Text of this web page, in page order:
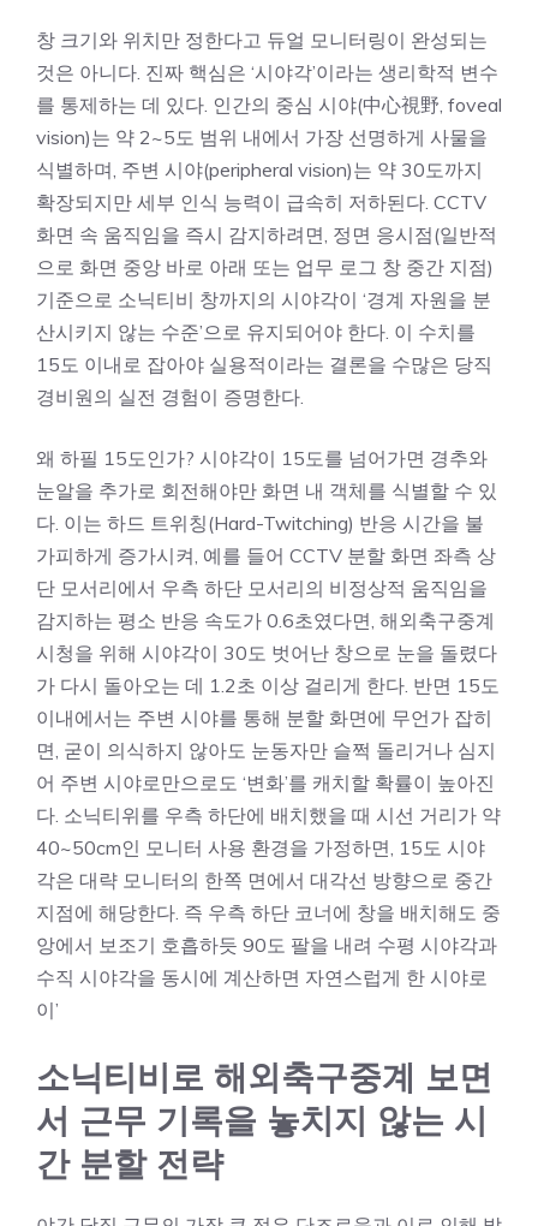
창 크기와 위치만 정한다고 듀얼 모니터링이 완성되는
것은 아니다. 진짜 핵심은 ‘시야각’이라는 생리학적 변수
를 통제하는 데 있다. 인간의 중심 시야(中心視野, foveal
vision)는 약 2~5도 범위 내에서 가장 선명하게 사물을
식별하며, 주변 시야(peripheral vision)는 약 30도까지
확장되지만 세부 인식 능력이 급속히 저하된다. CCTV
화면 속 움직임을 즉시 감지하려면, 정면 응시점(일반적
으로 화면 중앙 바로 아래 또는 업무 로그 창 중간 지점)
기준으로 소닉티비 창까지의 시야각이 ‘경계 자원을 분
산시키지 않는 수준’으로 유지되어야 한다. 이 수치를
15도 이내로 잡아야 실용적이라는 결론을 수많은 당직
경비원의 실전 경험이 증명한다.
왜 하필 15도인가? 시야각이 15도를 넘어가면 경추와
눈알을 추가로 회전해야만 화면 내 객체를 식별할 수 있
다. 이는 하드 트위칭(Hard-Twitching) 반응 시간을 불
가피하게 증가시켜, 예를 들어 CCTV 분할 화면 좌측 상
단 모서리에서 우측 하단 모서리의 비정상적 움직임을
감지하는 평소 반응 속도가 0.6초였다면, 해외축구중계
시청을 위해 시야각이 30도 벗어난 창으로 눈을 돌렸다
가 다시 돌아오는 데 1.2초 이상 걸리게 한다. 반면 15도
이내에서는 주변 시야를 통해 분할 화면에 무언가 잡히
면, 굳이 의식하지 않아도 눈동자만 슬쩍 돌리거나 심지
어 주변 시야로만으로도 ‘변화’를 캐치할 확률이 높아진
다. 소닉티위를 우측 하단에 배치했을 때 시선 거리가 약
40~50cm인 모니터 사용 환경을 가정하면, 15도 시야
각은 대략 모니터의 한쪽 면에서 대각선 방향으로 중간
지점에 해당한다. 즉 우측 하단 코너에 창을 배치해도 중
앙에서 보조기 호흡하듯 90도 팔을 내려 수평 시야각과
수직 시야각을 동시에 계산하면 자연스럽게 한 시야로
이’
소닉티비로 해외축구중계 보면
서 근무 기록을 놓치지 않는 시
간 분할 전략